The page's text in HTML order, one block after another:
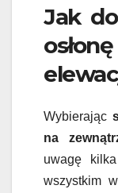
Jak
Wybierając
na
uwagę
wszystkim